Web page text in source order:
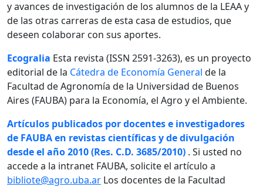
y avances de investigación de los alumnos de la LEAA y
de las otras carreras de esta casa de estudios, que
deseen colaborar con sus aportes.
Ecogralia Esta revista (ISSN 2591-3263), es un proyecto
editorial de la Cátedra de Economía General de la
Facultad de Agronomía de la Universidad de Buenos
Aires (FAUBA) para la Economía, el Agro y el Ambiente.
Artículos publicados por docentes e investigadores
de FAUBA en revistas científicas y de divulgación
desde el año 2010 (Res. C.D. 3685/2010) . Si usted no
accede a la intranet FAUBA, solicite el artículo a
bibliote@agro.uba.ar Los docentes de la Facultad